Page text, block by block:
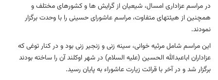
در مراسم عزاداری امسال، شيعيان از گرايش ها و کشورهای مختلف و
همچنين از هيئتهای متفاوت، مراسم عاشورای حسينی را با وحدت برگزار
نمودند.
اين مراسم شامل مرثیه خوانی، سينه زنی و زنجير زنی بود و در کنار توغی که
عزاداران اباعبدالله الحسين (عليه السلام) در شهر اوکلند آن را ساخته بودند
برگزار شد و در آخر با قرائت زيارت عاشوراء به پايان رسيد.